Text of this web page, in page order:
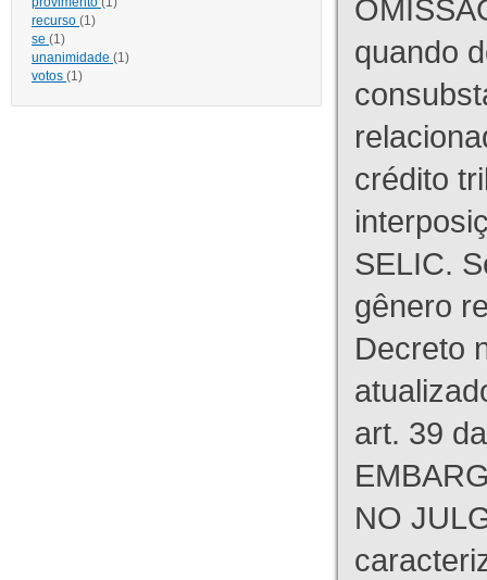
recurso (1)
se (1)
unanimidade (1)
votos (1)
quando
crédito
SELIC.
gênero
Decreto
art. 39
NO